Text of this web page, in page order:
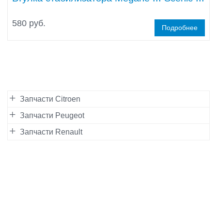
580 руб. Подробнее
Запчасти Citroen
Запчасти Peugeot
Запчасти Renault